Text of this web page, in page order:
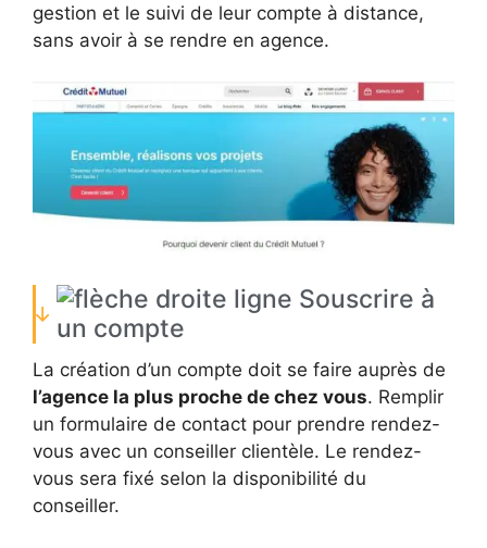
gestion et le suivi de leur compte à distance,
sans avoir à se rendre en agence.
Souscrire à
un compte
La création d’un compte doit se faire auprès de
l’agence la plus proche de chez vous. Remplir
un formulaire de contact pour prendre rendez-
vous avec un conseiller clientèle. Le rendez-
vous sera fixé selon la disponibilité du
conseiller.